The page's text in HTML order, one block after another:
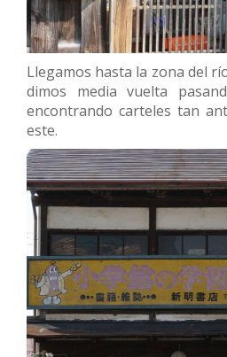
Llegamos hasta la zona del
dimos media vuelta
encontrando carteles tan
este.